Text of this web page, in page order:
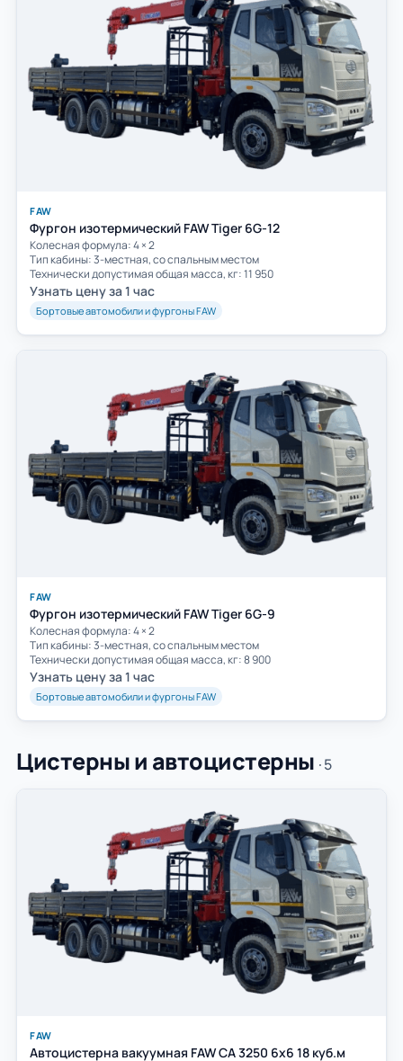
FAW
Фургон изотермический FAW Tiger 6G-12
Колесная формула: 4 × 2
Тип кабины: 3-местная, со спальным местом
Технически допустимая общая масса, кг: 11 950
Узнать цену за 1 час
Бортовые автомобили и фургоны FAW
FAW
Фургон изотермический FAW Tiger 6G-9
Колесная формула: 4 × 2
Тип кабины: 3-местная, со спальным местом
Технически допустимая общая масса, кг: 8 900
Узнать цену за 1 час
Бортовые автомобили и фургоны FAW
Цистерны и автоцистерны · 5
FAW
Автоцистерна вакуумная FAW CA 3250 6х6 18 куб.м